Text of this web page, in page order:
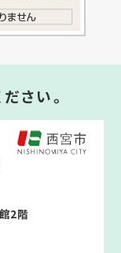
さい。
2階